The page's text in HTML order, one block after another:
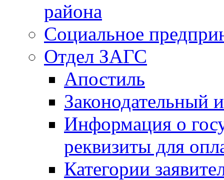
района
Социальное
Отдел ЗАГС
Апостиль
Законодательный
Информация о
реквизиты для
Категории